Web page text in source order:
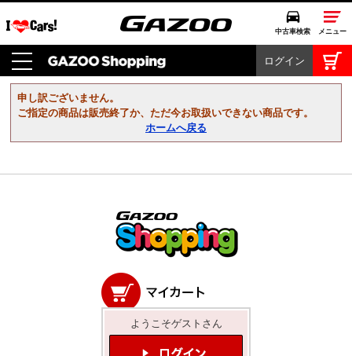
中古車検索 メニュー
中古車検索 クルマカタログ
愛車広場
クルマ情報
ログイン
申し訳ございません。
ご指定の商品は販売終了か、ただ今お取扱いできない商品です。
ホームへ戻る
ようこそゲストさん